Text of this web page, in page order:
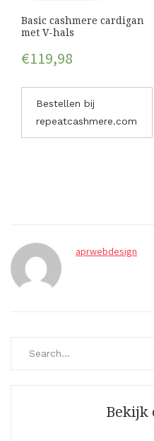
Basic cashmere cardigan
met V-hals
€119,98
Bestellen bij
repeatcashmere.com
aprwebdesign
Bekijk